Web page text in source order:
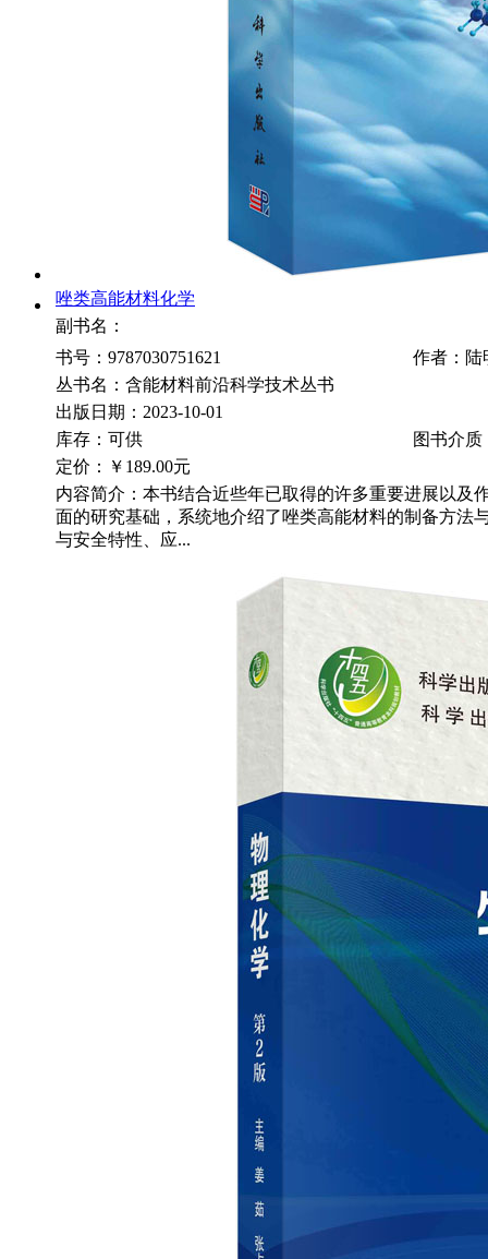
唑类高能材料化学
副书名：
书号：9787030751621
作者：陆
丛书名：含能材料前沿科学技术丛书
出版日期：2023-10-01
库存：可供
图书介质
定价：
￥189.00元
内容简介：本书结合近些年已取得的许多重要进展以及
面的研究基础，系统地介绍了唑类高能材料的制备方法
与安全特性、应...